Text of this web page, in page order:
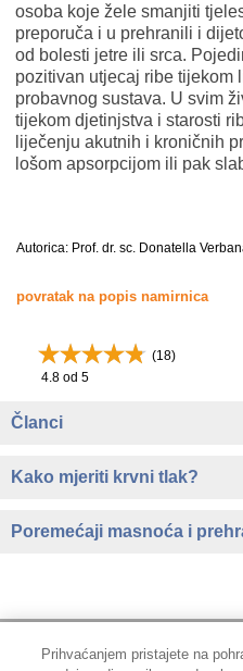
osoba koje žele smanjiti
preporuča i u prehranili i
od bolesti jetre ili srca.
pozitivan utjecaj ribe tijekom
probavnog sustava. U svim
tijekom djetinjstva i starosti
liječenju akutnih i kroničnih
lošom apsorpcijom ili pak
Autorica: Prof. dr. sc. Donatella
povratak na popis namirnica
(18)
4.8 od 5
Članci
Kako mjeriti krvni tlak?
Poremećaji masnoća i
Prihvaćanjem pristajete na